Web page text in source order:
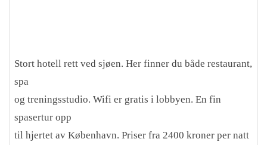
Stort hotell rett ved sjøen. Her finner du både restaurant,
spa
og treningsstudio. Wifi er gratis i lobbyen. En fin
spasertur opp
til hjertet av København. Priser fra 2400 kroner per natt